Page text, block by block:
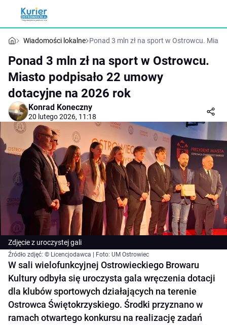
Wiadomości lokalne Ponad 3 mln zł na sport w Ostrowcu.
Ponad 3 mln zł na sport w Ostrowcu.
Miasto podpisało 22 umowy
dotacyjne na 2026 rok
Konrad Koneczny
20 lutego 2026, 11:18
Zdjęcie z uroczystej gali
Źródło zdjęć: © Licencjodawca | Foto: UM Ostrowiec
W sali wielofunkcyjnej Ostrowieckiego Browaru
Kultury odbyła się uroczysta gala wręczenia dotacji
dla klubów sportowych działających na terenie
Ostrowca Świętokrzyskiego. Środki przyznano w
ramach otwartego konkursu na realizację zadań